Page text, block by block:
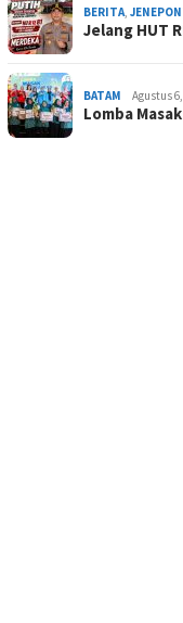
BERITA,
Jelang HUT
BATAM Agustus
Lomba